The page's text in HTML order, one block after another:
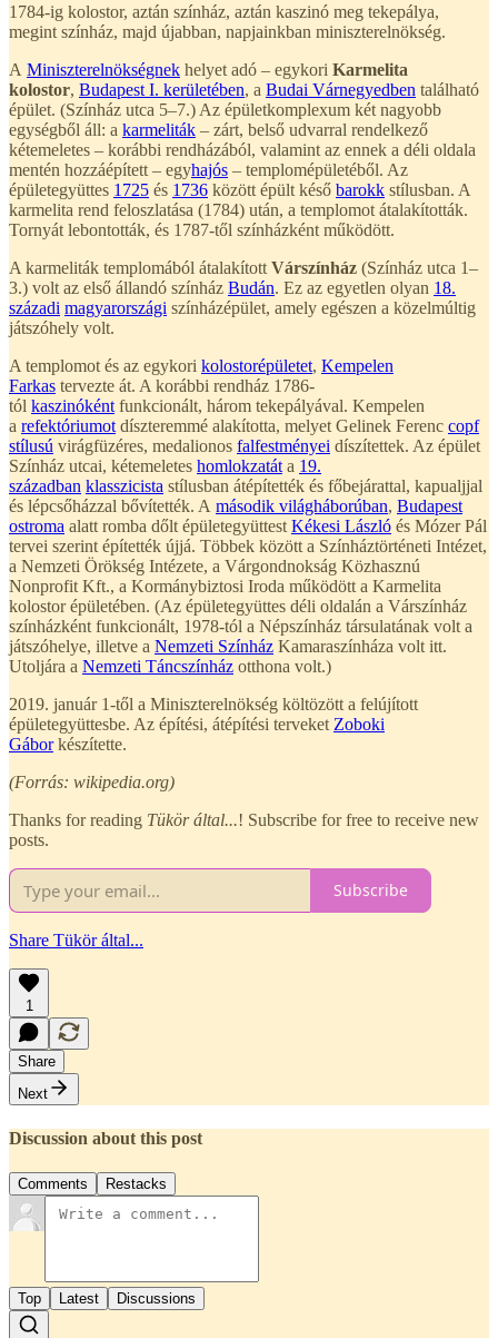
1784-ig kolostor, aztán színház, aztán kaszinó meg tekepálya,
megint színház, majd újabban, napjainkban miniszterelnökség.
A Miniszterelnökségnek helyet adó – egykori Karmelita
kolostor, Budapest I. kerületében, a Budai Várnegyedben található
épület. (Színház utca 5–7.) Az épületkomplexum két nagyobb
egységből áll: a karmeliták – zárt, belső udvarral rendelkező
kétemeletes – korábbi rendházából, valamint az ennek a déli oldala
mentén hozzáépített – egyhajós – templomépületéből. Az
épületegyüttes 1725 és 1736 között épült késő barokk stílusban. A
karmelita rend feloszlatása (1784) után, a templomot átalakították.
Tornyát lebontották, és 1787-től színházként működött.
A karmeliták templomából átalakított Várszínház (Színház utca 1–
3.) volt az első állandó színház Budán. Ez az egyetlen olyan 18.
századi magyarországi színházépület, amely egészen a közelmúltig
játszóhely volt.
A templomot és az egykori kolostorépületet, Kempelen
Farkas tervezte át. A korábbi rendház 1786-
tól kaszinóként funkcionált, három tekepályával. Kempelen
a refektóriumot díszteremmé alakította, melyet Gelinek Ferenc copf
stílusú virágfüzéres, medalionos falfestményei díszítettek. Az épület
Színház utcai, kétemeletes homlokzatát a 19.
században klasszicista stílusban átépítették és főbejárattal, kapualjjal
és lépcsőházzal bővítették. A második világháborúban, Budapest
ostroma alatt romba dőlt épületegyüttest Kékesi László és Mózer Pál
tervei szerint építették újjá. Többek között a Színháztörténeti Intézet,
a Nemzeti Örökség Intézete, a Várgondnokság Közhasznú
Nonprofit Kft., a Kormánybiztosi Iroda működött a Karmelita
kolostor épületében. (Az épületegyüttes déli oldalán a Várszínház
színházként funkcionált, 1978-tól a Népszínház társulatának volt a
játszóhelye, illetve a Nemzeti Színház Kamaraszínháza volt itt.
Utoljára a Nemzeti Táncszínház otthona volt.)
2019. január 1-től a Miniszterelnökség költözött a felújított
épületegyüttesbe. Az építési, átépítési terveket Zoboki
Gáborkészítette.
(Forrás: wikipedia.org)
Thanks for reading Tükör által...! Subscribe for free to receive new
posts.
Subscribe
Share Tükör által...
1
Share
Next
Discussion about this post
Comments Restacks
Top Latest Discussions